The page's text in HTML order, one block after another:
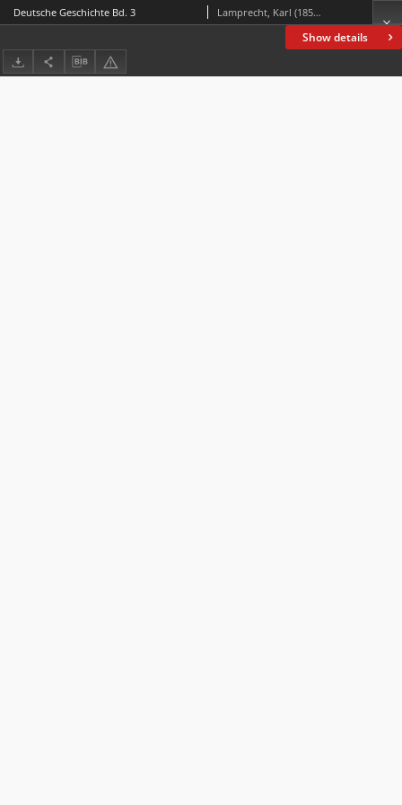
Show details
Deutsche Geschichte Bd. 3 Lamprecht, Karl (1856-1915)